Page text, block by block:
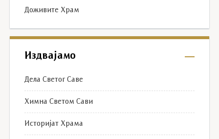
Доживите Храм
Издвајамо
Дела Светог Саве
Химна Светом Сави
Историјат Храма